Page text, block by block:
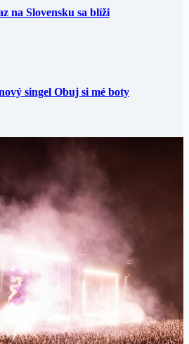
na Slovensku sa blíži
singel Obuj si mé boty